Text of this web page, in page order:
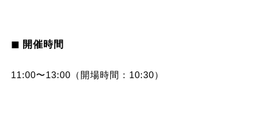
◼︎ 開催時間
11:00〜13:00（開場時間：10:30）